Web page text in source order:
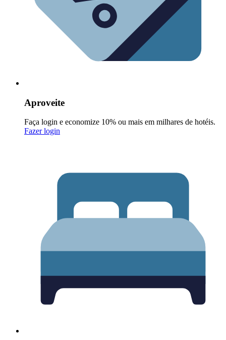
Aproveite
Faça login e economize 10% ou mais em milhares de hotéis.
Fazer login